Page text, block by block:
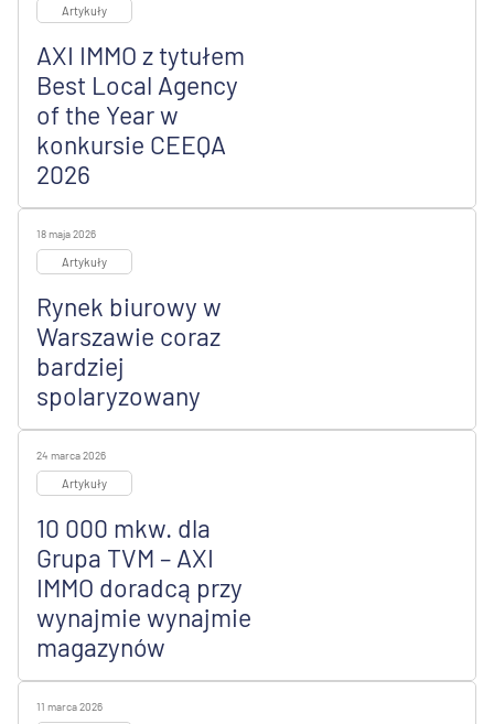
Artykuły
AXI IMMO z tytułem
Best Local Agency
of the Year w
konkursie CEEQA
2026
18 maja 2026
Artykuły
Rynek biurowy w
Warszawie coraz
bardziej
spolaryzowany
24 marca 2026
Artykuły
10 000 mkw. dla
Grupa TVM – AXI
IMMO doradcą przy
wynajmie wynajmie
magazynów
11 marca 2026